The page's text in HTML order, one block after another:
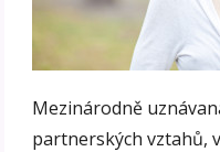
Mezinárodně
partnerských vztahů,